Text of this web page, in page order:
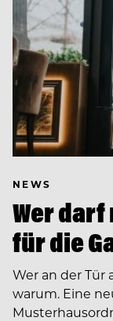
NEWS
Wer
für die
Wer an der Tür
warum. Eine